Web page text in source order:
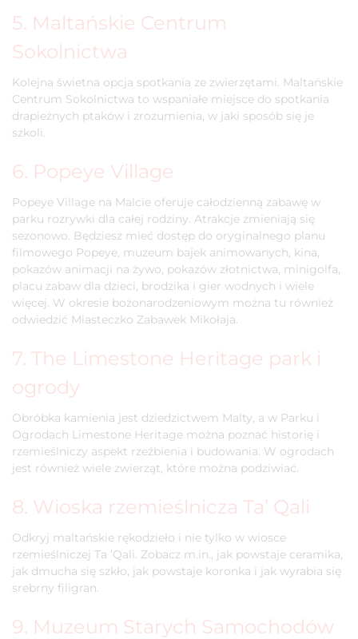
5. Maltańskie Centrum
Sokolnictwa
Kolejna świetna opcja spotkania ze zwierzętami. Maltańskie
Centrum Sokolnictwa to wspaniałe miejsce do spotkania
drapieżnych ptaków i zrozumienia, w jaki sposób się je
szkoli.
6. Popeye Village
Popeye Village na Malcie oferuje całodzienną zabawę w
parku rozrywki dla całej rodziny. Atrakcje zmieniają się
sezonowo. Będziesz mieć dostęp do oryginalnego planu
filmowego Popeye, muzeum bajek animowanych, kina,
pokazów animacji na żywo, pokazów złotnictwa, minigolfa,
placu zabaw dla dzieci, brodzika i gier wodnych i wiele
więcej. W okresie bożonarodzeniowym można tu również
odwiedzić Miasteczko Zabawek Mikołaja.
7. The Limestone Heritage park i
ogrody
Obróbka kamienia jest dziedzictwem Malty, a w Parku i
Ogrodach Limestone Heritage można poznać historię i
rzemieślniczy aspekt rzeźbienia i budowania. W ogrodach
jest również wiele zwierząt, które można podziwiać.
8. Wioska rzemieślnicza Ta’ Qali
Odkryj maltańskie rękodzieło i nie tylko w wiosce
rzemieślniczej Ta ’Qali. Zobacz m.in., jak powstaje ceramika,
jak dmucha się szkło, jak powstaje koronka i jak wyrabia się
srebrny filigran.
9. Muzeum Starych Samochodów